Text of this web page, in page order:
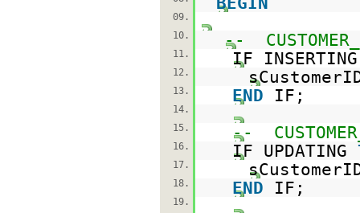
09.
10.
--
11. IF
12.
13. END IF;
14.
15.
--
16. IF UPDATING
17.
18. END IF;
19.